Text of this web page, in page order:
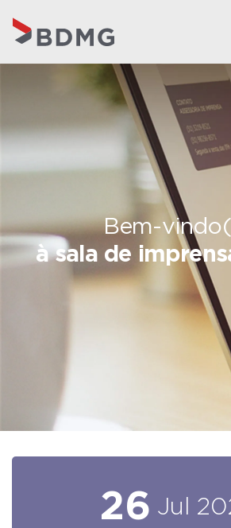
Bem-
à sala de
26 Jul